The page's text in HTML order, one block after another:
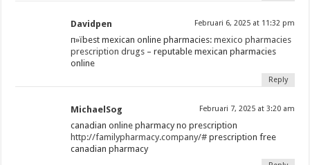
Davidpen Februari 6, 2025 at 11:32 pm
п»їbest mexican online pharmacies:mexico pharmacies
prescription drugs – reputable mexican pharmacies
online
Reply
MichaelSog Februari 7, 2025 at 3:20 am
canadian online pharmacy no prescription
http://familypharmacy.company/# prescription free
canadian pharmacy